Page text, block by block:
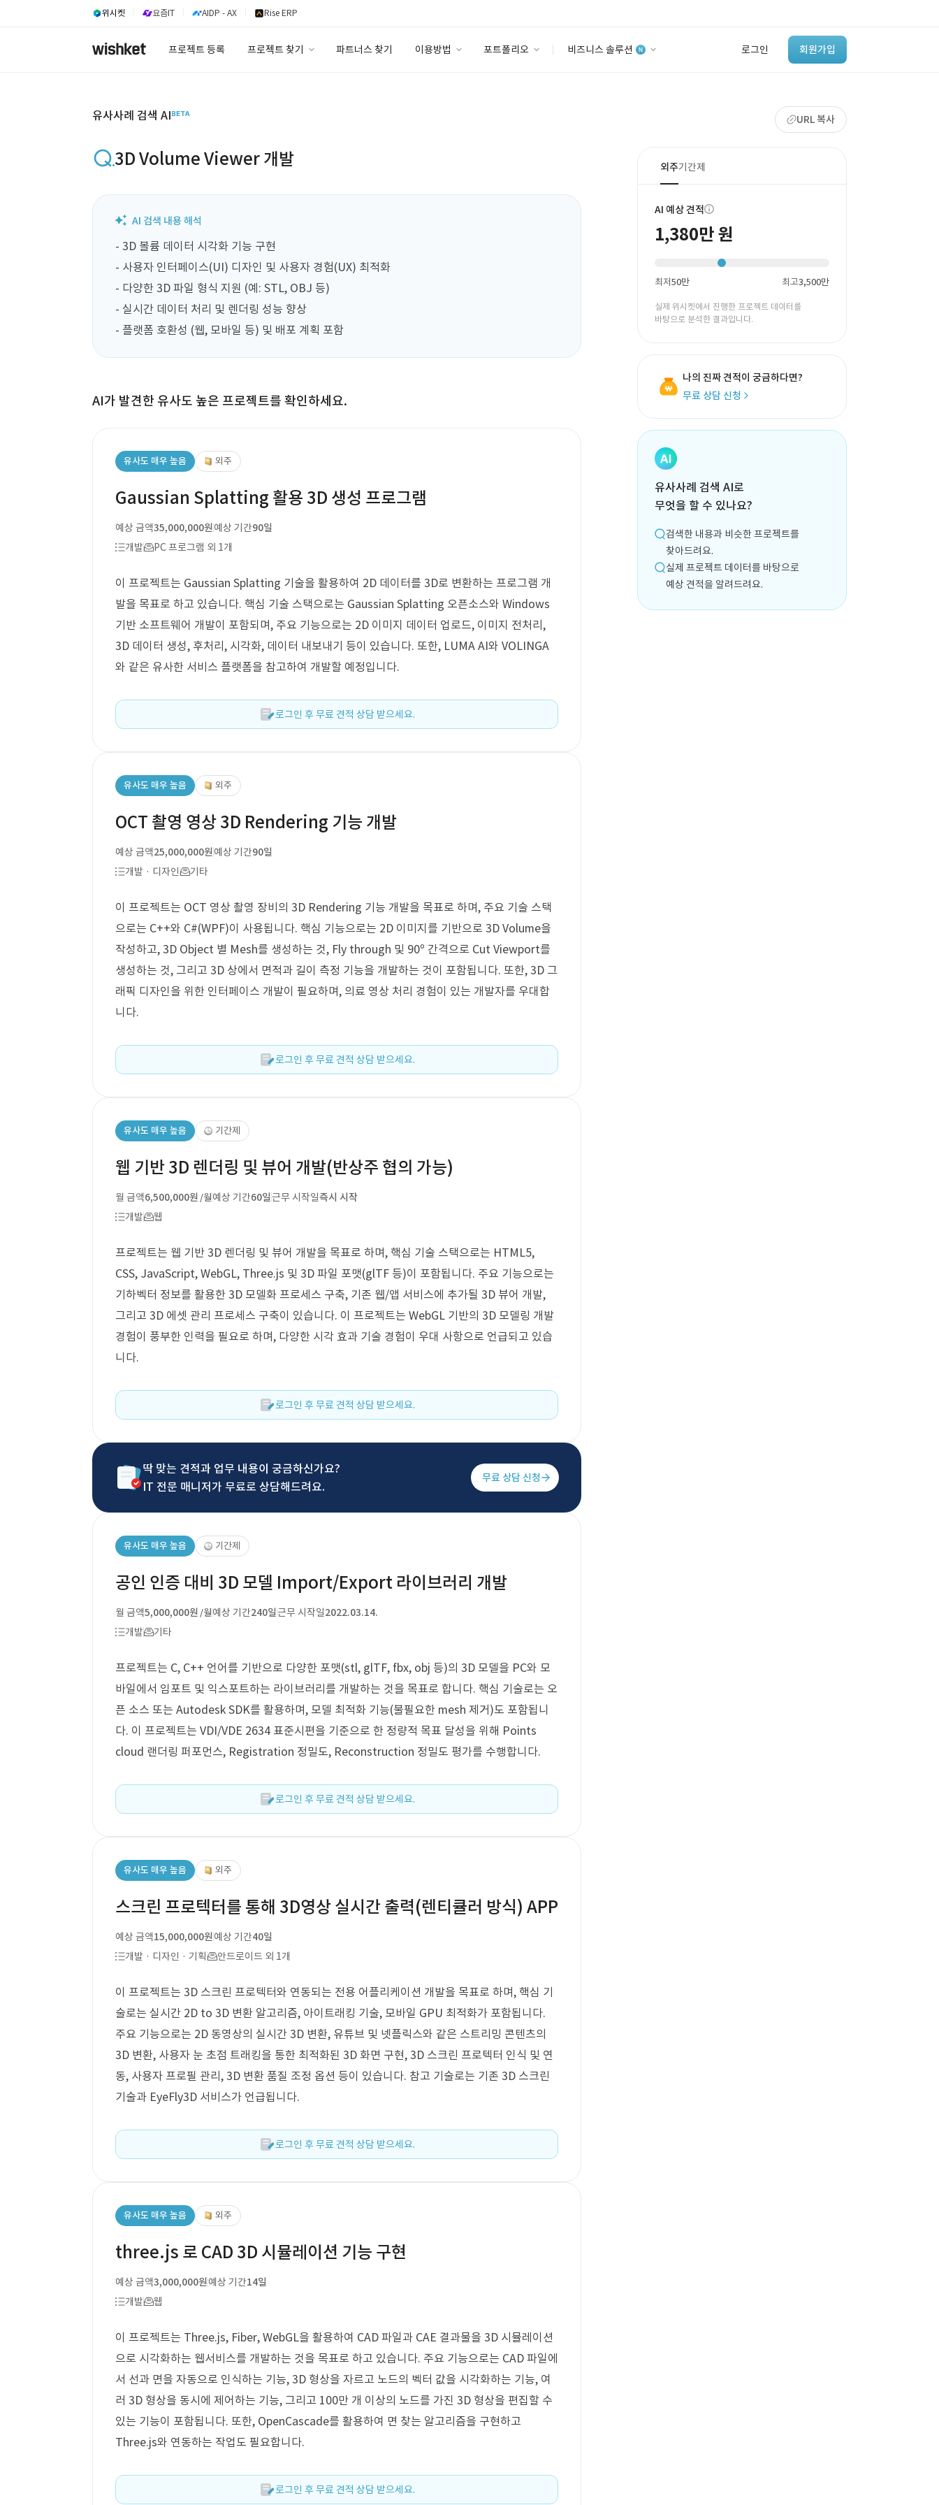
위시켓 요즘IT AIDP - AX Rise ERP
프로젝트 등록 프로젝트 찾기 파트너스 찾기 이용방법 포트폴리오 비즈니스 솔루션 로그인 회원가입
‘이런 거’ 만들어본
개발 회사 있어?
바로가기
유사사례 검색 AI URL 복사
3D Volume Viewer 개발
- 3D 볼륨 데이터 시각화 기능 구현
- 사용자 인터페이스(UI) 디자인 및 사용자 경험(UX) 최적화
- 다양한 3D 파일 형식 지원 (예: STL, OBJ 등)
- 실시간 데이터 처리 및 렌더링 성능 향상
- 플랫폼 호환성 (웹, 모바일 등) 및 배포 계획 포함
AI가 발견한 유사도 높은 프로젝트를 확인하세요.
유사도 매우 높음 외주
Gaussian Splatting 활용 3D 생성 프로그램
예상 금액35,000,000원예상 기간90일
개발
PC 프로그램 외 1개
이 프로젝트는 Gaussian Splatting 기술을 활용하여 2D 데이터를 3D로 변환하는 프로그램 개
발을 목표로 하고 있습니다. 핵심 기술 스택으로는 Gaussian Splatting 오픈소스와 Windows
기반 소프트웨어 개발이 포함되며, 주요 기능으로는 2D 이미지 데이터 업로드, 이미지 전처리,
3D 데이터 생성, 후처리, 시각화, 데이터 내보내기 등이 있습니다. 또한, LUMA AI와 VOLINGA
와 같은 유사한 서비스 플랫폼을 참고하여 개발할 예정입니다.
로그인 후 무료 견적 상담 받으세요.
유사도 매우 높음 외주
OCT 촬영 영상 3D Rendering 기능 개발
예상 금액25,000,000원예상 기간90일
개발 · 디자인
기타
이 프로젝트는 OCT 영상 촬영 장비의 3D Rendering 기능 개발을 목표로 하며, 주요 기술 스택
으로는 C++와 C#(WPF)이 사용됩니다. 핵심 기능으로는 2D 이미지를 기반으로 3D Volume을
작성하고, 3D Object 별 Mesh를 생성하는 것, Fly through 및 90º 간격으로 Cut Viewport를
생성하는 것, 그리고 3D 상에서 면적과 길이 측정 기능을 개발하는 것이 포함됩니다. 또한, 3D 그
래픽 디자인을 위한 인터페이스 개발이 필요하며, 의료 영상 처리 경험이 있는 개발자를 우대합
니다.
로그인 후 무료 견적 상담 받으세요.
유사도 매우 높음 기간제
웹 기반 3D 렌더링 및 뷰어 개발(반상주 협의 가능)
월 금액6,500,000원 /월예상 기간60일근무 시작일즉시 시작
개발
웹
프로젝트는 웹 기반 3D 렌더링 및 뷰어 개발을 목표로 하며, 핵심 기술 스택으로는 HTML5,
CSS, JavaScript, WebGL, Three.js 및 3D 파일 포맷(glTF 등)이 포함됩니다. 주요 기능으로는
기하벡터 정보를 활용한 3D 모델화 프로세스 구축, 기존 웹/앱 서비스에 추가될 3D 뷰어 개발,
그리고 3D 에셋 관리 프로세스 구축이 있습니다. 이 프로젝트는 WebGL 기반의 3D 모델링 개발
경험이 풍부한 인력을 필요로 하며, 다양한 시각 효과 기술 경험이 우대 사항으로 언급되고 있습
니다.
로그인 후 무료 견적 상담 받으세요.
딱 맞는 견적과 업무 내용이 궁금하신가요?
IT 전문 매니저가 무료로 상담해드려요.
무료 상담 신청
유사도 매우 높음 기간제
공인 인증 대비 3D 모델 Import/Export 라이브러리 개발
월 금액5,000,000원 /월예상 기간240일근무 시작일2022.03.14.
개발
기타
프로젝트는 C, C++ 언어를 기반으로 다양한 포맷(stl, glTF, fbx, obj 등)의 3D 모델을 PC와 모
바일에서 임포트 및 익스포트하는 라이브러리를 개발하는 것을 목표로 합니다. 핵심 기술로는 오
픈 소스 또는 Autodesk SDK를 활용하며, 모델 최적화 기능(불필요한 mesh 제거)도 포함됩니
다. 이 프로젝트는 VDI/VDE 2634 표준시편을 기준으로 한 정량적 목표 달성을 위해 Points
cloud 랜더링 퍼포먼스, Registration 정밀도, Reconstruction 정밀도 평가를 수행합니다.
로그인 후 무료 견적 상담 받으세요.
유사도 매우 높음 외주
스크린 프로텍터를 통해 3D영상 실시간 출력(렌티큘러 방식) APP
예상 금액15,000,000원예상 기간40일
개발 · 디자인 · 기획
안드로이드 외 1개
이 프로젝트는 3D 스크린 프로텍터와 연동되는 전용 어플리케이션 개발을 목표로 하며, 핵심 기
술로는 실시간 2D to 3D 변환 알고리즘, 아이트래킹 기술, 모바일 GPU 최적화가 포함됩니다.
주요 기능으로는 2D 동영상의 실시간 3D 변환, 유튜브 및 넷플릭스와 같은 스트리밍 콘텐츠의
3D 변환, 사용자 눈 초점 트래킹을 통한 최적화된 3D 화면 구현, 3D 스크린 프로텍터 인식 및 연
동, 사용자 프로필 관리, 3D 변환 품질 조정 옵션 등이 있습니다. 참고 기술로는 기존 3D 스크린
기술과 EyeFly3D 서비스가 언급됩니다.
로그인 후 무료 견적 상담 받으세요.
유사도 매우 높음 외주
three.js 로 CAD 3D 시뮬레이션 기능 구현
예상 금액3,000,000원예상 기간14일
개발
웹
이 프로젝트는 Three.js, Fiber, WebGL을 활용하여 CAD 파일과 CAE 결과물을 3D 시뮬레이션
으로 시각화하는 웹서비스를 개발하는 것을 목표로 하고 있습니다. 주요 기능으로는 CAD 파일에
서 선과 면을 자동으로 인식하는 기능, 3D 형상을 자르고 노드의 벡터 값을 시각화하는 기능, 여
러 3D 형상을 동시에 제어하는 기능, 그리고 100만 개 이상의 노드를 가진 3D 형상을 편집할 수
있는 기능이 포함됩니다. 또한, OpenCascade를 활용하여 면 찾는 알고리즘을 구현하고
Three.js와 연동하는 작업도 필요합니다.
로그인 후 무료 견적 상담 받으세요.
외주기간제
AI 예상 견적
1,380만 원
최저50만 최고3,500만
실제 위시켓에서 진행한 프로젝트 데이터를
바탕으로 분석한 결과입니다.
나의 진짜 견적이 궁금하다면?
무료 상담 신청
유사사례 검색 AI로
무엇을 할 수 있나요?
검색한 내용과 비슷한 프로젝트를
찾아드려요.
실제 프로젝트 데이터를 바탕으로
예상 견적을 알려드려요.